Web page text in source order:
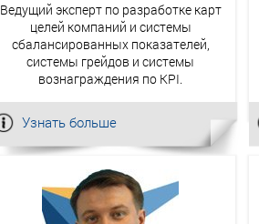
Ведущий эксперт по разработке карт
целей компаний и системы
сбалансированных показателей,
системы грейдов и системы
вознаграждения по KPI.
Узнать больше